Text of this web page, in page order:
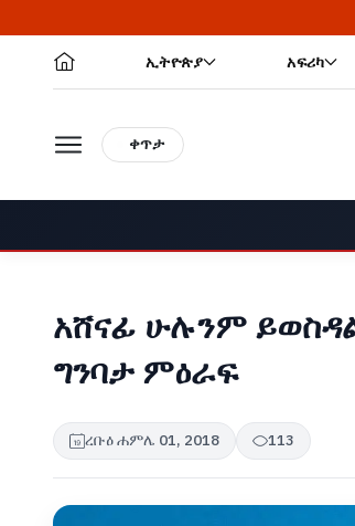
ኢትዮጵያ አፍሪካ
ቀጥታ
አሸናፊ ሁሉንም
ግንባታ ምዕራፍ
ረቡዕ ሐምሌ 01, 2018 113